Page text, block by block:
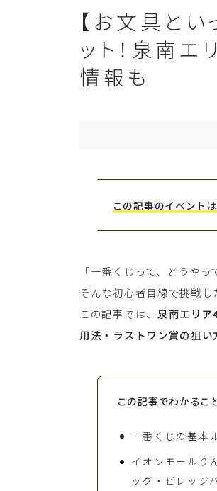
【お文具と
ット！泉南
情報も
この記事のイベント
「一番くじって、どうやっ
そんな初心者目線で挑戦し
この記事では、 泉南エリア
用法・ラストワン賞の狙い
この記事でわかるこ
一番くじの基本
イオンモールり
ッグ・ビレッジ